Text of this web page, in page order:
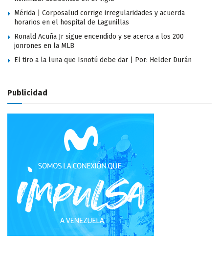
Mérida | Corposalud corrige irregularidades y acuerda
horarios en el hospital de Lagunillas
Ronald Acuña Jr sigue encendido y se acerca a los 200
jonrones en la MLB
El tiro a la luna que Isnotú debe dar | Por: Helder Durán
Publicidad